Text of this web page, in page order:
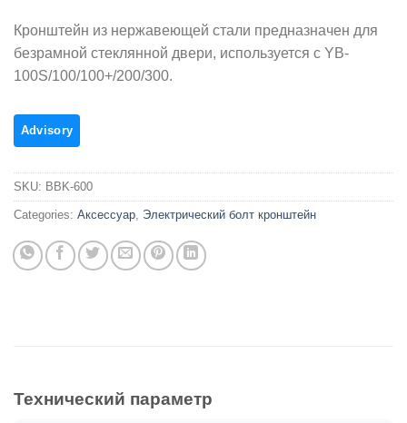
Кронштейн из нержавеющей стали предназначен для
безрамной стеклянной двери, используется с YB-
100S/100/100+/200/300.
SKU: BBK-600
Categories: Аксессуар Электрический болт кронштейн
Технический параметр